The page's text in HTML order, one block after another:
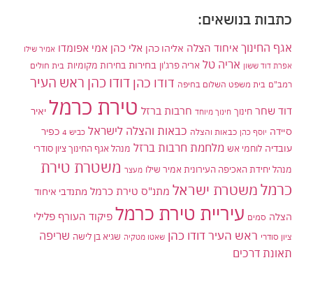
כתבות בנושאים:
אגף החינוך איחוד הצלה אליהו כהן אלי כהן אמי אפומדו אמיר שילו
אפרת דוד ששון אריה טל אריה פרג'ון בחירות בחירות מקומיות בית חולים
רמב"ם בית משפט השלום בחיפה דודו כהן דודו כהן ראש העיר
דוד שחר חינוך חינוך מיוחד חרבות ברזל טירת כרמל יאיר
סיידה יוסף כהן כבאות והצלה כבאות והצלה לישראל כביש 4
כפיר
עובדיה לוחמי אש מלחמת חרבות ברזל מנהל אגף החינוך ציון סודרי
מנהל יחידת האכיפה העירונית אמיר שילו מעצר משטרת טירת
כרמלמשטרת ישראל מתנ"ס טירת כרמל מתנדבי איחוד
הצלה סמים עיריית טירת כרמל פיקוד העורף פלילי
ציון סודרי ראש העיר דודו כהן שאטו מטקיה שגיא בן לישה שריפה
תאונת דרכים